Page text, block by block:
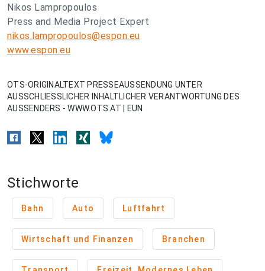
Nikos Lampropoulos
Press and Media Project Expert
nikos.lampropoulos@espon.eu
www.espon.eu
OTS-ORIGINALTEXT PRESSEAUSSENDUNG UNTER
AUSSCHLIESSLICHER INHALTLICHER VERANTWORTUNG DES
AUSSENDERS - WWW.OTS.AT | EUN
Stichworte
Bahn Auto Luftfahrt
Wirtschaft und Finanzen Branchen